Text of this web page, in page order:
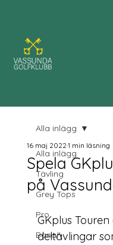
Alla inlägg
Tävling
Grey Tops
Pro
Banan
Alla inlägg
Spela
på
16 maj 20221 min läsning
GKplus
deltävlingar